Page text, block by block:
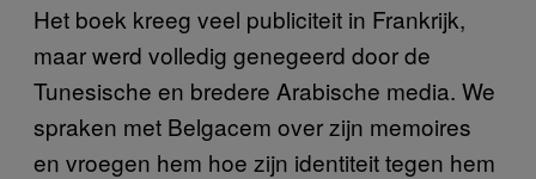
Het boek kreeg veel publiciteit in Frankrijk,
maar werd volledig genegeerd door de
Tunesische en bredere Arabische media. We
spraken met Belgacem over zijn memoires
en vroegen hem hoe zijn identiteit tegen hem